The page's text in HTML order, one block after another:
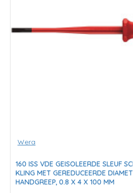
Wera
160 ISS VDE GEISOLEERDE SLEUF
KLING MET GEREDUCEERDE
HANDGREEP, 0.8 X 4 X 100 MM